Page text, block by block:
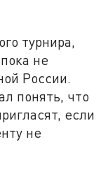
турнира,
не
России.
понять, что
если
не